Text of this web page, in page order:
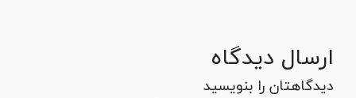
ارسال دیدگاه
دیدگاهتان را بنویسید